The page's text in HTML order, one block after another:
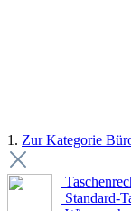
1. Zur Kategorie
Standard-